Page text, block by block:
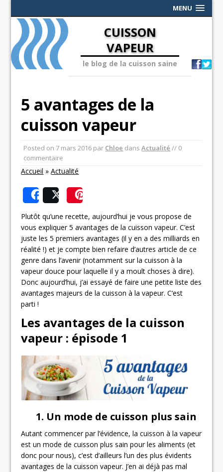
MENU
CUISSON
VAPEUR
le blog de la cuisson saine
5 avantages de la
cuisson vapeur
Posted on 7 mars 2016 par Chloe dansActualité // 0
commentaire
Accueil »Actualité
SharePost
Plutôt qu’une recette, aujourd’hui je vous propose de
vous expliquer 5 avantages de la cuisson vapeur. C’est
juste les 5 premiers avantages (il y en a des milliards en
réalité !) et je compte bien refaire d’autres article de ce
genre dans l’avenir (notamment sur la cuisson à la
vapeur douce pour laquelle il y a moult choses à dire).
Donc aujourd’hui, j’ai essayé de faire une petite liste des
avantages majeurs de la cuisson à la vapeur. C’est
parti !
Les avantages de la cuisson
vapeur : épisode 1
1. Un mode de cuisson plus sain
Autant commencer par l’évidence, la cuisson à la vapeur
est un mode de cuisson plus sain pour les aliments (et
donc pour nous), c’est d’ailleurs l’un des plus évidents
avantages de la cuisson vapeur. J’en ai déjà pas mal